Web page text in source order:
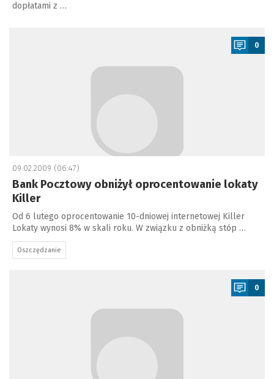
dopłatami z …
0
09.02.2009 (06:47)
Bank Pocztowy obniżył oprocentowanie lokaty
Killer
Od 6 lutego oprocentowanie 10-dniowej internetowej Killer
Lokaty wynosi 8% w skali roku. W związku z obniżką stóp …
Oszczędzanie
0